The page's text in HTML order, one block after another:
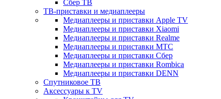
Сбер ТВ
ТВ-приставки и медиаплееры
Медиаплееры и приставки Apple TV
Медиаплееры и приставки Xiaomi
Медиаплееры и приставки Realme
Медиаплееры и приставки МТС
Медиаплееры и приставки Сбер
Медиаплееры и приставки Rombica
Медиаплееры и приставки DENN
Спутниковое ТВ
Аксессуары к TV